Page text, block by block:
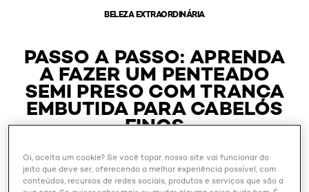
BELEZA EXTRAORDINÁRIA
PASSO A PASSO: APRENDA
A FAZER UM PENTEADO
SEMI PRESO COM TRANÇA
EMBUTIDA PARA CABELOS
FINOS
Outubro 28, 2024
Oi, aceita um cookie? Se você topar, nosso site vai funcionar do
jeito que deve ser, oferecendo a melhor experiência possível, com
conteúdos, recursos de redes sociais, produtos e serviços que são a